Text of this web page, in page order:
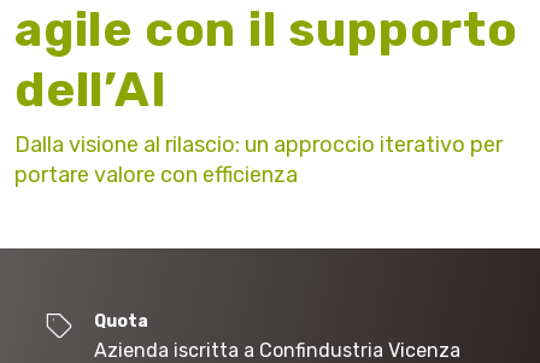
agile con il supporto
dell’AI
Dalla visione al rilascio: un approccio iterativo per
portare valore con efficienza
Quota
Azienda iscritta a Confindustria Vicenza